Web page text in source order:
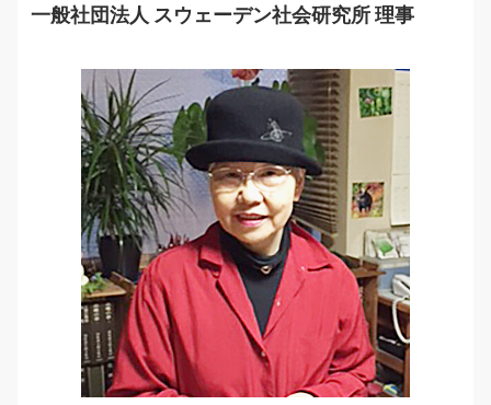
一般社団法人 スウェーデン社会研究所 理事